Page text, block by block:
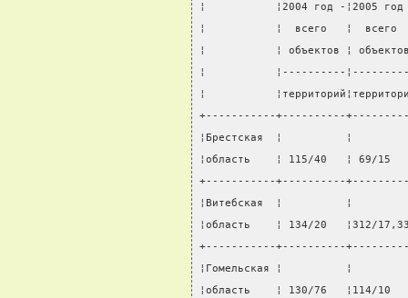
¦           ¦2004 год -
¦           ¦  всего   ¦
¦           ¦ объектов ¦
¦           ¦----------¦----------
¦
+-----------+----------
¦Брестская  ¦          ¦
¦область    ¦ 115/40   ¦ 69/
+-----------+----------
¦Витебская  ¦          ¦
¦область    ¦ 134/20   ¦312/
+-----------+----------
¦Гомельская ¦          ¦
¦область    ¦ 130/76   ¦114/